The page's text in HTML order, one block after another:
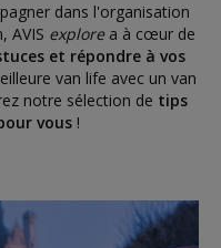
dans l'organisation
AVIS explorea à cœur de
et répondre à vos
van life avec un van
notre sélection de tips
vous!